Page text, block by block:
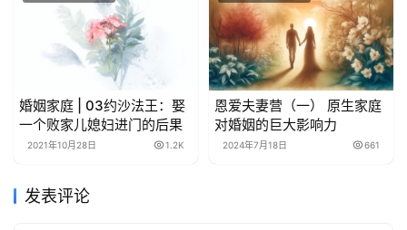
婚姻家庭 | 03约沙法王：娶
一个败家儿媳妇进门的后果
2021年10月28日 1.2K
恩爱夫妻营（一） 原生家庭
对婚姻的巨大影响力
2024年7月18日 661
发表评论